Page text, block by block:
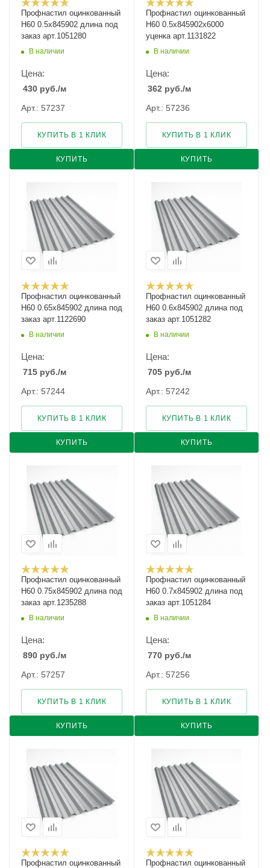
Профнастил оцинкованный
Н60 0.5х845902 длина под
заказ арт.1051280
В наличии
Цена:
430 руб./м
Арт.: 57237
КУПИТЬ
КУПИТЬ В 1 КЛИК
Профнастил оцинкованный
Н60 0.5х845902х6000
уценка арт.1131822
В наличии
Цена:
362 руб./м
Арт.: 57236
КУПИТЬ
КУПИТЬ В 1 КЛИК
Профнастил оцинкованный
Н60 0.65х845902 длина под
заказ арт.1122690
В наличии
Цена:
715 руб./м
Арт.: 57244
КУПИТЬ
КУПИТЬ В 1 КЛИК
Профнастил оцинкованный
Н60 0.6х845902 длина под
заказ арт.1051282
В наличии
Цена:
705 руб./м
Арт.: 57242
КУПИТЬ
КУПИТЬ В 1 КЛИК
Профнастил оцинкованный
Н60 0.75х845902 длина под
заказ арт.1235288
В наличии
Цена:
890 руб./м
Арт.: 57257
КУПИТЬ
КУПИТЬ В 1 КЛИК
Профнастил оцинкованный
Н60 0.7х845902 длина под
заказ арт.1051284
В наличии
Цена:
770 руб./м
Арт.: 57256
КУПИТЬ
КУПИТЬ В 1 КЛИК
Профнастил оцинкованный
Профнастил оцинкованный